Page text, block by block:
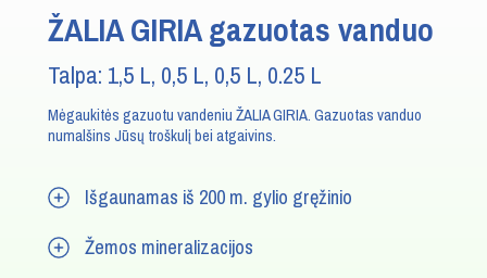
ŽALIA GIRIA gazuotas vanduo
Talpa: 1,5 L, 0,5 L, 0,5 L, 0.25 L
Mėgaukitės gazuotu vandeniu ŽALIA GIRIA. Gazuotas vanduo
numalšins Jūsų troškulį bei atgaivins.
Išgaunamas iš 200 m. gylio gręžinio
Žemos mineralizacijos